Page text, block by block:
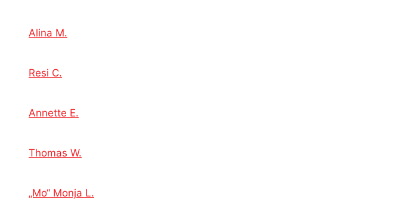
Alina M.
Resi C.
Annette E.
Thomas W.
„Mo“ Monja L.